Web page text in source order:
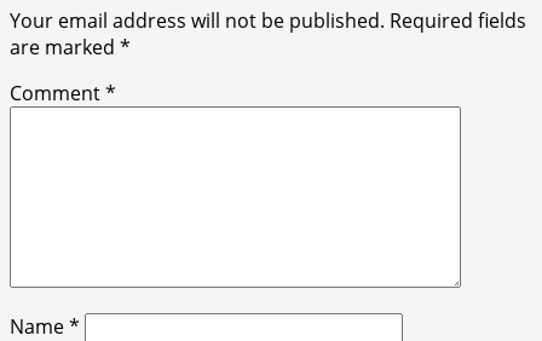
Your email address will not be published. Required fields
are marked *
Comment*
Name*